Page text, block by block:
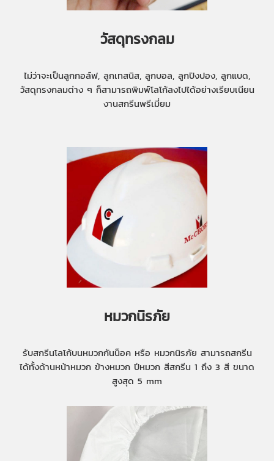
วัสดุทรงกลม
ไม่ว่าจะเป็นลูกกอล์ฟ, ลูกเทสนิส, ลูกบอล, ลูกปิงปอง, ลูกแบด,
วัสดุทรงกลมต่าง ๆ ก็สามารถพิมพ์โลโก้ลงไปได้อย่างเรียบเนียน
งานสกรีนพรีเมี่ยม
หมวกนิรภัย
รับสกรีนโลโก้บนหมวกกันน็อค หรือ หมวกนิรภัย สามารถสกรีน
ได้ทั้งด้านหน้าหมวก ข้างหมวก ปีหมวก สีสกรีน 1 ถึง 3 สี ขนาด
สูงสุด 5 mm